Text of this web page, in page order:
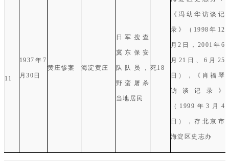
11
1937 年 7
月 30 日
黄庄惨案 海淀黄庄
日军搜查
冀东保安
队队员，
野蛮屠杀
当地居民
死18
《冯幼华访谈记
录》（ 1998 年 12
月2 日， 2001 年6
月 21 日、6 月 25
日） ， 《肖福琴
访谈记录》
（ 1999 年3 月4
日），存北京市
海淀区史志办